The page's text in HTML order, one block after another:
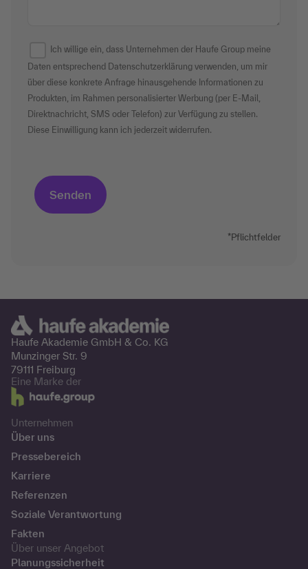
Ich willige ein, dass Unternehmen der Haufe Group meine
Daten entsprechend Datenschutzerklärung verwenden, um mir
über diese konkrete Anfrage hinausgehende Informationen zu
Produkten, im Rahmen personalisierter Werbung (per E-Mail,
Direktnachricht, SMS oder Telefon) zur Verfügung zu stellen.
Diese Einwilligung kann ich jederzeit widerrufen.
*Pflichtfelder
Haufe Akademie GmbH & Co. KG
Munzinger Str. 9
79111 Freiburg
Eine Marke der
Unternehmen
Über uns
Pressebereich
Karriere
Referenzen
Soziale Verantwortung
Fakten
Über unser Angebot
Planungssicherheit